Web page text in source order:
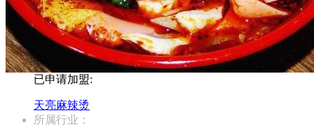
已申请加盟:
天亮麻辣烫
所属行业：